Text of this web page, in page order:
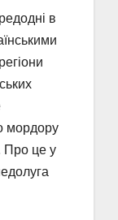
в
мордору
Про це у